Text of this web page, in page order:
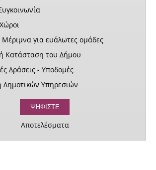
Μέριμνα για ευάλωτες ομάδες
Κατάσταση του Δήμου
Δράσεις - Υποδομές
Δημοτικών Υπηρεσιών
Αποτελέσματα